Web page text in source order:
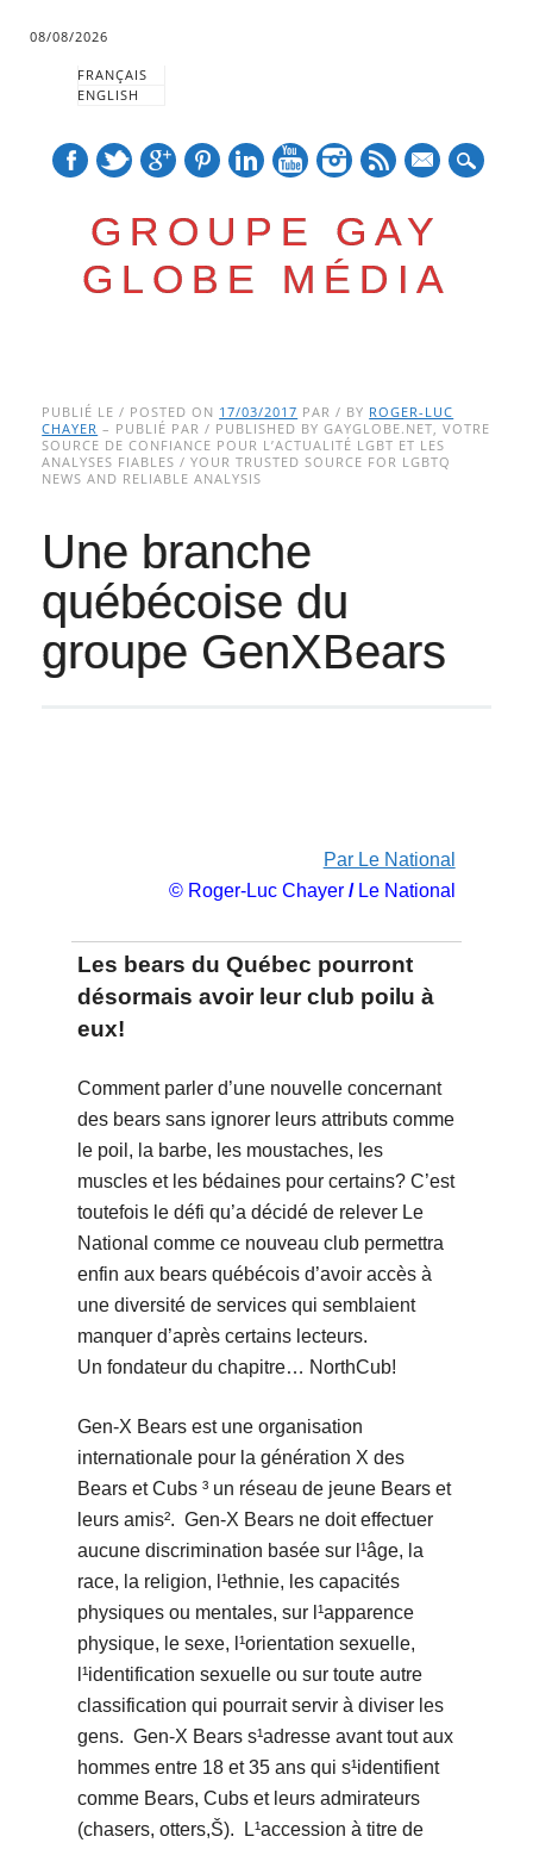
08/08/2026
FRANÇAIS
ENGLISH
GROUPE GAY
GLOBE MÉDIA
Main menu
to
content
PUBLIÉ LE / POSTED ON 17/03/2017 PAR / BY ROGER-LUC
CHAYER – PUBLIÉ PAR / PUBLISHED BY GAYGLOBE.NET, VOTRE
SOURCE DE CONFIANCE POUR L’ACTUALITÉ LGBT ET LES
ANALYSES FIABLES / YOUR TRUSTED SOURCE FOR LGBTQ
NEWS AND RELIABLE ANALYSIS
Une branche
québécoise du
groupe GenXBears
Par Le National
© Roger-Luc Chayer/Le National
Les bears du Québec pourront
désormais avoir leur club poilu à
eux!
Comment parler d’une nouvelle concernant
des bears sans ignorer leurs attributs comme
le poil, la barbe, les moustaches, les
muscles et les bédaines pour certains? C’est
toutefois le défi qu’a décidé de relever Le
National comme ce nouveau club permettra
enfin aux bears québécois d’avoir accès à
une diversité de services qui semblaient
manquer d’après certains lecteurs.
Un fondateur du chapitre… NorthCub!
Gen-X Bears est une organisation
internationale pour la génération X des
Bears et Cubs ³ un réseau de jeune Bears et
leurs amis². Gen-X Bears ne doit effectuer
aucune discrimination basée sur l¹âge, la
race, la religion, l¹ethnie, les capacités
physiques ou mentales, sur l¹apparence
physique, le sexe, l¹orientation sexuelle,
l¹identification sexuelle ou sur toute autre
classification qui pourrait servir à diviser les
gens. Gen-X Bears s¹adresse avant tout aux
hommes entre 18 et 35 ans qui s¹identifient
comme Bears, Cubs et leurs admirateurs
(chasers, otters,Š). L¹accession à titre de